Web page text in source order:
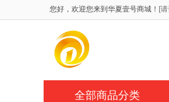
您好，欢迎您来到华夏壹号商城！ [
全部商品分类